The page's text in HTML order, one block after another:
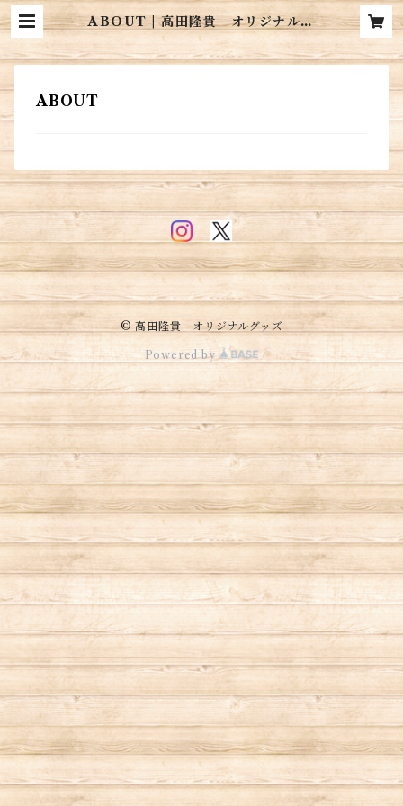
ABOUT | 高田隆貴 オリジナルグ
ッズ
ABOUT
© 高田隆貴 オリジナルグッズ
Powered by